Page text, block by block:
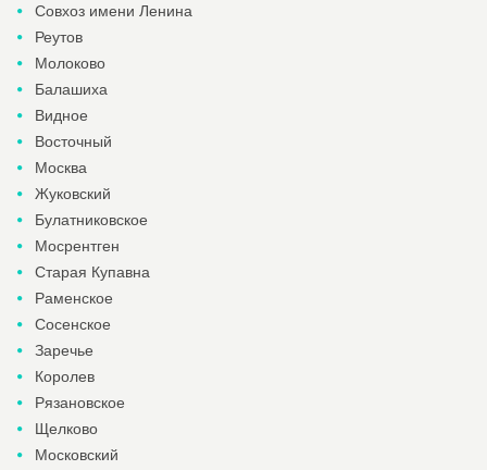
Совхоз имени Ленина
Реутов
Молоково
Балашиха
Видное
Восточный
Москва
Жуковский
Булатниковское
Мосрентген
Старая Купавна
Раменское
Сосенское
Заречье
Королев
Рязановское
Щелково
Московский